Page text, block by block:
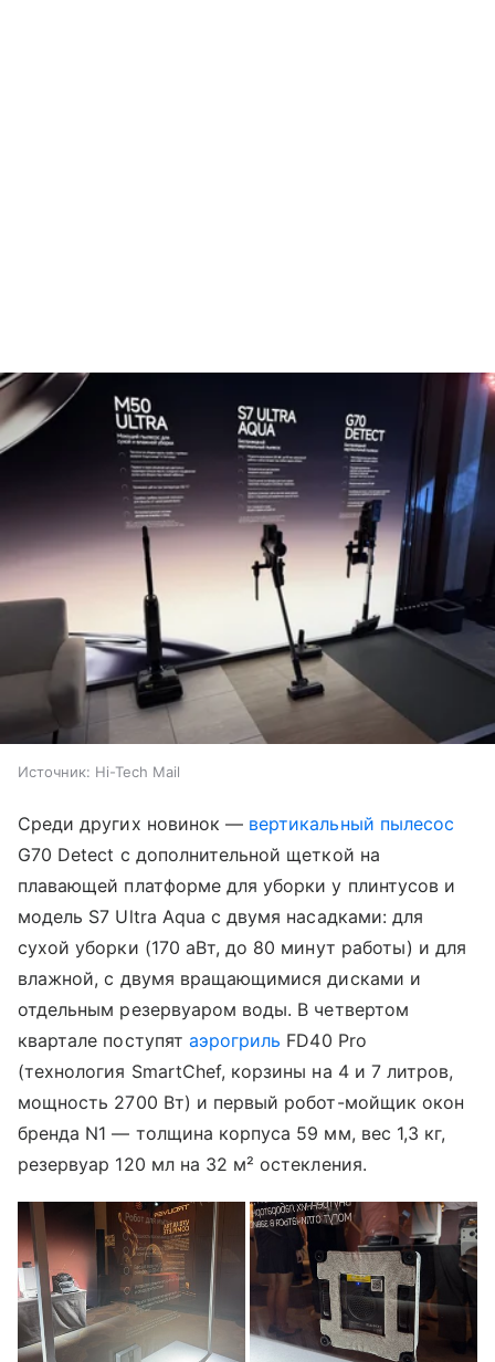
Источник: Hi-Tech Mail
Среди других новинок — вертикальный пылесос
G70 Detect с дополнительной щеткой на
плавающей платформе для уборки у плинтусов и
модель S7 Ultra Aqua с двумя насадками: для
сухой уборки (170 аВт, до 80 минут работы) и для
влажной, с двумя вращающимися дисками и
отдельным резервуаром воды. В четвертом
квартале поступят аэрогриль FD40 Pro
(технология SmartChef, корзины на 4 и 7 литров,
мощность 2700 Вт) и первый робот-мойщик окон
бренда N1 — толщина корпуса 59 мм, вес 1,3 кг,
резервуар 120 мл на 32 м² остекления.